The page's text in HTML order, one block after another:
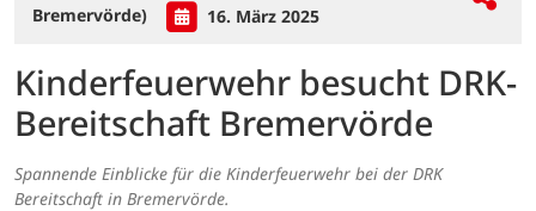
Bremervörde)
16. März 2025
Kinderfeuerwehr besucht DRK-
Bereitschaft Bremervörde
Spannende Einblicke für die Kinderfeuerwehr bei der DRK
Bereitschaft in Bremervörde.